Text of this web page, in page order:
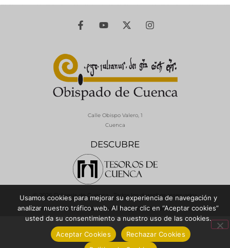
DESCUBRE
Calle Obispo Valero, 1
Cuenca
© 2026 Diócesis de Cuenca - Todos los derechos reservados
Política de Privacidad / Aviso LegalPolítica de Cookies
Usamos cookies para mejorar su experiencia de navegación y
analizar nuestro tráfico web. Al hacer clic en “Aceptar cookies”
usted da su consentimiento a nuestro uso de las cookies.
Aceptar Cookies
Rechazar Cookies